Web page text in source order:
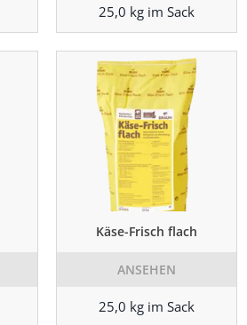
25,0 kg im Sack
Käse-Frisch flach
ANSEHEN
25,0 kg im Sack